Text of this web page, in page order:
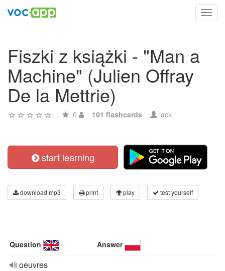
Fiszki z książki - "Man a
Machine" (Julien Offray
De la Mettrie)
0 101 flashcards lack
start learning
download mp3 print play test yourself
Question Answer
oeuvres